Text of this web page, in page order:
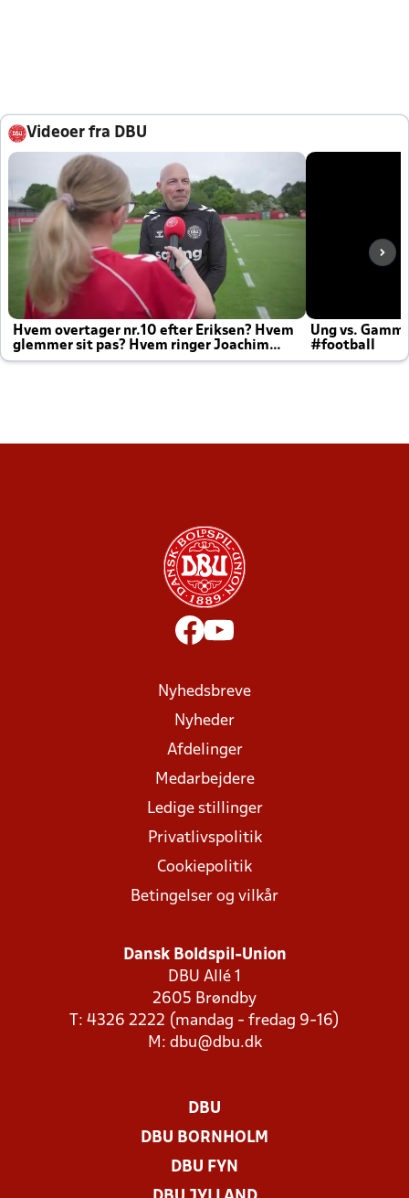
Videoer fra DBU
Hvem overtager nr.10 efter Eriksen? Hvem
glemmer sit pas? Hvem ringer Joachim
altid til efter kampe?
Ung vs.
#football
Nyhedsbreve
Nyheder
Afdelinger
Medarbejdere
Ledige stillinger
Privatlivspolitik
Cookiepolitik
Betingelser og vilkår
Dansk Boldspil-Union
DBU Allé 1
2605 Brøndby
T: 4326 2222 (mandag - fredag 9-16)
M: dbu@dbu.dk
DBU
DBU BORNHOLM
DBU FYN